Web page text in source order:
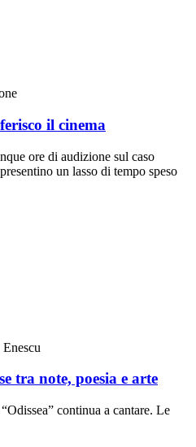
il cinema
ore di audizione sul caso
un lasso di tempo speso
tra note, poesia e arte
continua a cantare. Le